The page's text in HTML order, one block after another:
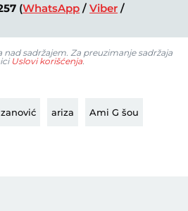
(WhatsApp /Viber /
nad sadržajem. Za preuzimanje sadržaja
Uslovi korišćenja.
ariza Ami G šou